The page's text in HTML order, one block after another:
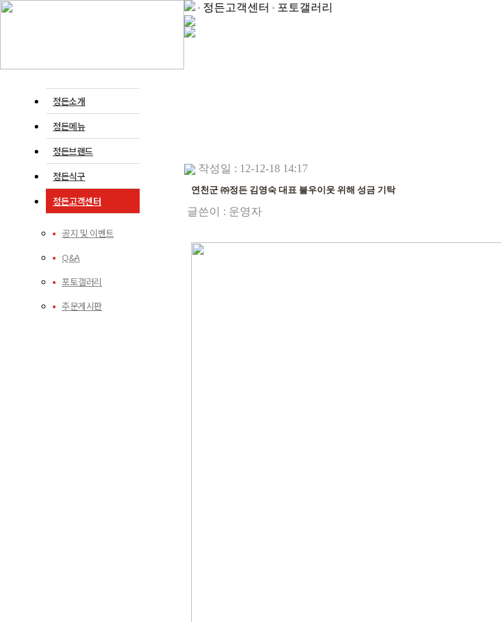
정든소개
정든메뉴
정든브랜드
정든식구
정든고객센터
공지 및 이벤트
Q&A
포토갤러리
주문게시판
정든고객센터 포토갤러리
작성일 : 12-12-18 14:17
연천군 ㈜정든 김영숙 대표 불우이웃 위해 성금 기탁
글쓴이 : 운영자